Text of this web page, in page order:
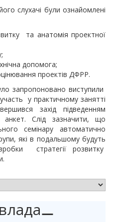
слухачі були ознайомлені
та анатомія проектної
допомога;
проектів ДФРР.
запропоновано виступили
у практичному занятті
захід підведенням
Слід зазначити, що
семінару автоматично
які в подальшому будуть
стратегії розвитку
⚊